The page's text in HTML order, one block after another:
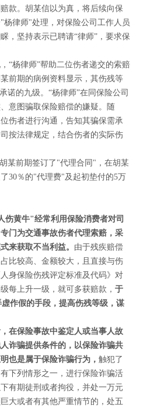
款。胡某信以为真，将后续向保
杨律师"处理，对保险公司工作人员
，坚持表示已聘请“律师”，要求保
“杨律师”帮助二位伤者递交的索赔
前期的病例资料显示，其伤残等
诺的九级。“杨律师”在同保险公司
意图骗取保险赔偿的嫌疑。随
伤者进行沟通，告知其骗保需承
按法律规定，结合伤者的实际伤
某前期签订了"代理合同"，在胡某
30％的"代理费"及起初垫付的5万
伤黄牛"经常利用保险消费者对司
门为交通事故伤者代理索赔，采
来获取不当利益。 由于残疾赔偿
比较高、金额较大，且直接与伤
身保险伤残评定标准及代码》对
每上升一级，就可多获赔款， 于
作假的手段，提高伤残等级，谋
在保险事故中鉴定人或当事人故
诈骗提供条件的，以保险诈骗共
也是属于保险诈骗行为， 触犯了
下列情形之一，进行保险诈骗活
有期徒刑或者拘役，并处一万元
大或者有其他严重情节的，处五